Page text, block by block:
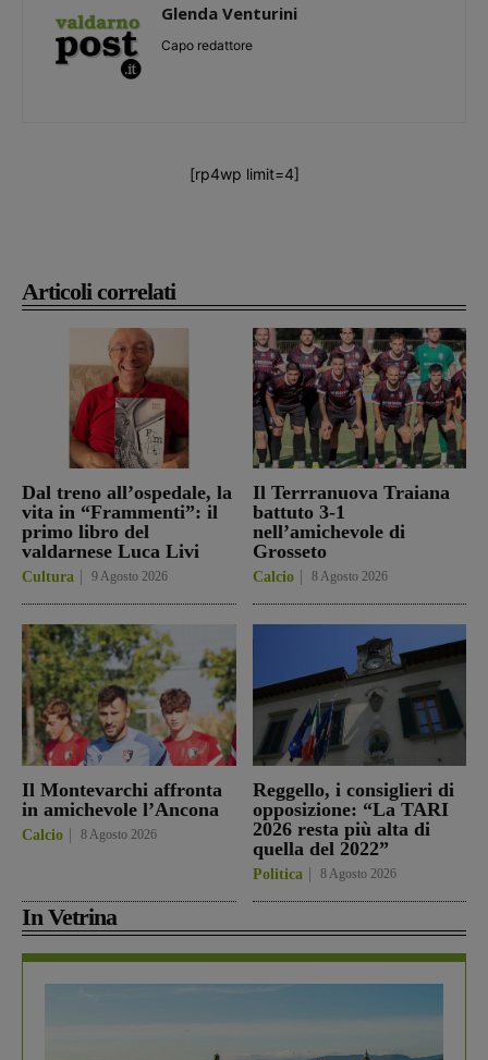
Articoli correlati
Dal treno all’ospedale, la
vita in “Frammenti”: il
primo libro del
valdarnese Luca Livi
Cultura 9 Agosto 2026
Il Terrranuova Traiana
battuto 3-1
nell’amichevole di
Grosseto
Calcio 8 Agosto 2026
Il Montevarchi affronta
in amichevole l’Ancona
Calcio 8 Agosto 2026
Reggello, i consiglieri di
opposizione: “La TARI
2026 resta più alta di
quella del 2022”
Politica 8 Agosto 2026
In Vetrina
Glenda Venturini
Capo redattore
[rp4wp limit=4]